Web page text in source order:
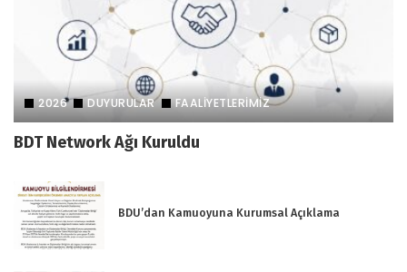
2026 DUYURULAR FAALİYETLERİMİZ
BDT Network Ağı Kuruldu
BDU’dan Kamuoyuna Kurumsal Açıklama